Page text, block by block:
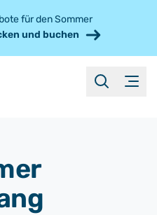
für den Sommer
und buchen
Menü
suchen